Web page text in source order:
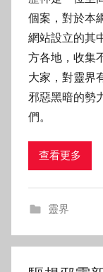
個案，對於本
網站設立的其
方各地，收集
大家，對靈界
邪惡黑暗的勢
們。
查看更多
靈界